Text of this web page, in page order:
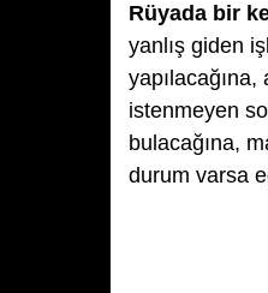
Rüyada bir
yanlış giden
istenmeyen
bulacağına,
durum varsa